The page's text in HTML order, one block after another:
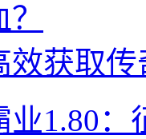
效获取
业1.80